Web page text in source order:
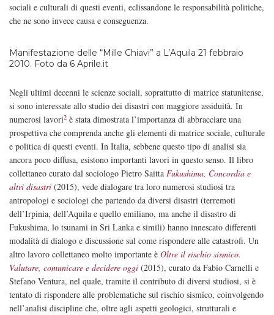
sociali e culturali di questi eventi, eclissandone le responsabilità politiche,
che ne sono invece causa e conseguenza.
Manifestazione delle “Mille Chiavi” a L’Aquila 21 febbraio
2010. Foto da 6 Aprile.it
Negli ultimi decenni le scienze sociali, soprattutto di matrice statunitense,
si sono interessate allo studio dei disastri con maggiore assiduità. In
numerosi lavori2 è stata dimostrata l’importanza di abbracciare una
prospettiva che comprenda anche gli elementi di matrice sociale, culturale
e politica di questi eventi. In Italia, sebbene questo tipo di analisi sia
ancora poco diffusa, esistono importanti lavori in questo senso. Il libro
collettaneo curato dal sociologo Pietro Saitta Fukushima, Concordia e
altri disastri (2015), vede dialogare tra loro numerosi studiosi tra
antropologi e sociologi che partendo da diversi disastri (terremoti
dell’Irpinia, dell’Aquila e quello emiliano, ma anche il disastro di
Fukushima, lo tsunami in Sri Lanka e simili) hanno innescato differenti
modalità di dialogo e discussione sul come rispondere alle catastrofi. Un
altro lavoro collettaneo molto importante è Oltre il rischio sismico.
Valutare, comunicare e decidere oggi (2015), curato da Fabio Carnelli e
Stefano Ventura, nel quale, tramite il contributo di diversi studiosi, si è
tentato di rispondere alle problematiche sul rischio sismico, coinvolgendo
nell’analisi discipline che, oltre agli aspetti geologici, strutturali e